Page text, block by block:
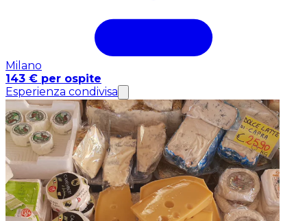
Milano
143 € per ospite
Esperienza condivisa